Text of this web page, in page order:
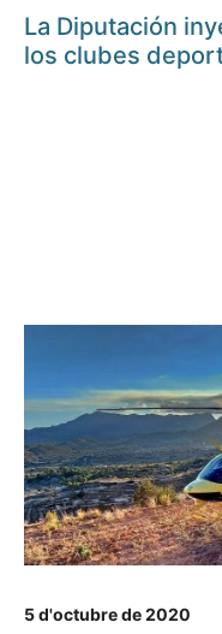
La Diputación
los clubes
5 d'octubre de 2020